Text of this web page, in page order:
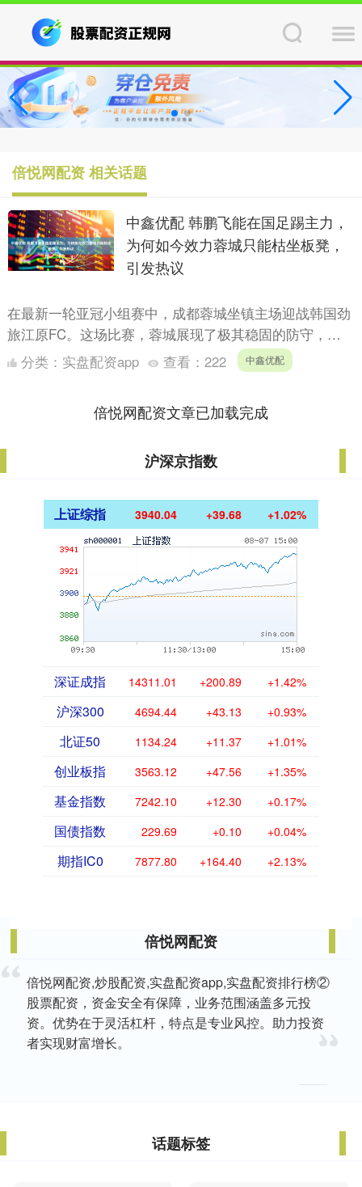
倍悦网配资 相关话题
中鑫优配 韩鹏飞能在国足踢主力，
为何如今效力蓉城只能枯坐板凳，
引发热议
在最新一轮亚冠小组赛中，成都蓉城坐镇主场迎战韩国劲
旅江原FC。这场比赛，蓉城展现了极其稳固的防守，多
次成功化解对手的威胁进攻。而全场最亮眼的球员无疑是
队长周定洋....
分类： 实盘配资app 查看： 222 中鑫优配
倍悦网配资文章已加载完成
沪深京指数
上证综指 3940.04 +39.68 +1.02%
深证成指 14311.01 +200.89 +1.42%
沪深300 4694.44 +43.13 +0.93%
北证50 1134.24 +11.37 +1.01%
创业板指 3563.12 +47.56 +1.35%
基金指数 7242.10 +12.30 +0.17%
国债指数 229.69 +0.10 +0.04%
期指IC0 7877.80 +164.40 +2.13%
倍悦网配资
倍悦网配资,炒股配资,实盘配资app,实盘配资排行榜②
股票配资，资金安全有保障，业务范围涵盖多元投
资。优势在于灵活杠杆，特点是专业风控。助力投资
者实现财富增长。
话题标签